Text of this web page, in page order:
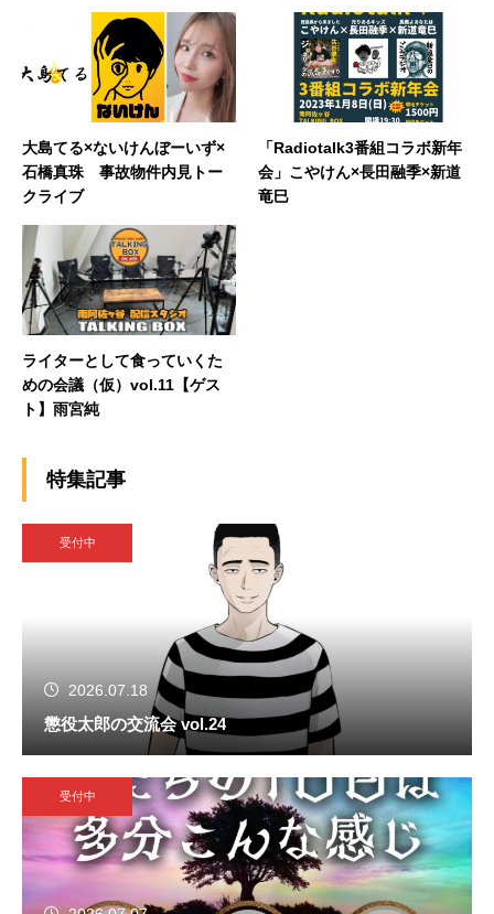
大島てる×ないけんぼーいず×
石橋真珠 事故物件内見トー
クライブ
「Radiotalk3番組コラボ新年
会」こやけん×長田融季×新道
竜巳
ライターとして食っていくた
めの会議（仮）vol.11【ゲス
ト】雨宮純
特集記事
受付中
2026.07.18
懲役太郎の交流会 vol.24
受付中